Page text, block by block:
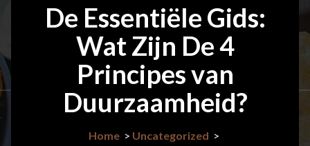
De Essentiële Gids:
Wat Zijn De 4
Principes van
Duurzaamheid?
Home > Uncategorized >